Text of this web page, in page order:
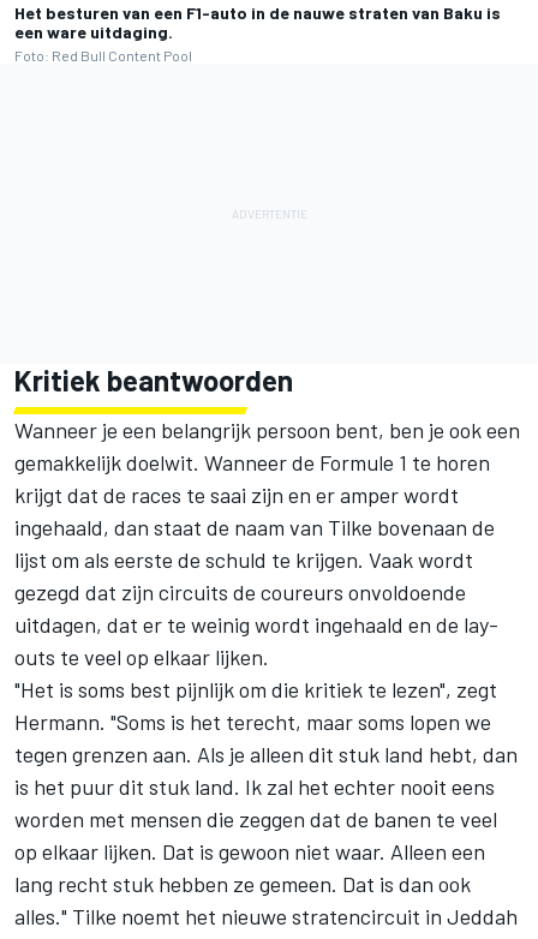
Het besturen van een F1-auto in de nauwe straten van Baku is
een ware uitdaging.
Foto: Red Bull Content Pool
Kritiek beantwoorden
Wanneer je een belangrijk persoon bent, ben je ook een
gemakkelijk doelwit. Wanneer de Formule 1 te horen
krijgt dat de races te saai zijn en er amper wordt
ingehaald, dan staat de naam van Tilke bovenaan de
lijst om als eerste de schuld te krijgen. Vaak wordt
gezegd dat zijn circuits de coureurs onvoldoende
uitdagen, dat er te weinig wordt ingehaald en de lay-
outs te veel op elkaar lijken.
"Het is soms best pijnlijk om die kritiek te lezen", zegt
Hermann. "Soms is het terecht, maar soms lopen we
tegen grenzen aan. Als je alleen dit stuk land hebt, dan
is het puur dit stuk land. Ik zal het echter nooit eens
worden met mensen die zeggen dat de banen te veel
op elkaar lijken. Dat is gewoon niet waar. Alleen een
lang recht stuk hebben ze gemeen. Dat is dan ook
alles." Tilke noemt het nieuwe stratencircuit in Jeddah